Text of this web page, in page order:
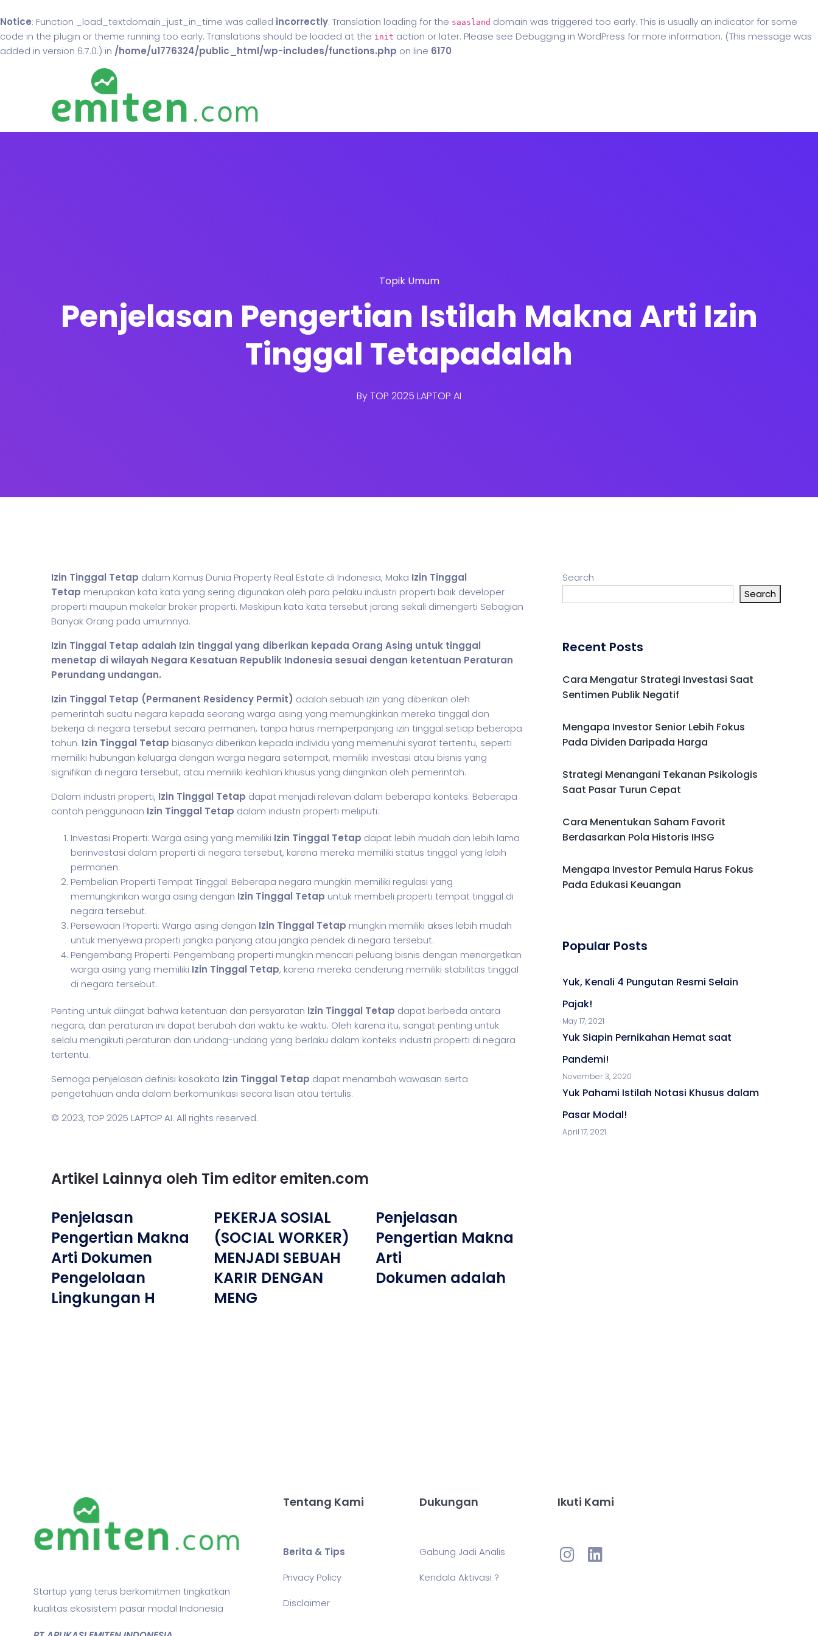
Notice: Function _load_textdomain_just_in_time was called incorrectly. Translation loading for the saasland domain was triggered too early. This is usually an indicator for some
code in the plugin or theme running too early. Translations should be loaded at the init action or later. Please see Debugging in WordPress for more information. (This message was
added in version 6.7.0.) in /home/u1776324/public_html/wp-includes/functions.php on line 6170
Topik Umum
Penjelasan Pengertian Istilah Makna Arti Izin
Tinggal Tetapadalah
ByTOP 2025 LAPTOP AI
Izin Tinggal Tetap dalam Kamus Dunia Property Real Estate di Indonesia, Maka Izin Tinggal
Tetap merupakan kata kata yang sering digunakan oleh para pelaku industri properti baik developer
properti maupun makelar broker properti. Meskipun kata kata tersebut jarang sekali dimengerti Sebagian
Banyak Orang pada umumnya.
Izin Tinggal Tetap adalah Izin tinggal yang diberikan kepada Orang Asing untuk tinggal
menetap di wilayah Negara Kesatuan Republik Indonesia sesuai dengan ketentuan Peraturan
Perundang undangan.
Izin Tinggal Tetap (Permanent Residency Permit) adalah sebuah izin yang diberikan oleh
pemerintah suatu negara kepada seorang warga asing yang memungkinkan mereka tinggal dan
bekerja di negara tersebut secara permanen, tanpa harus memperpanjang izin tinggal setiap beberapa
tahun. Izin Tinggal Tetap biasanya diberikan kepada individu yang memenuhi syarat tertentu, seperti
memiliki hubungan keluarga dengan warga negara setempat, memiliki investasi atau bisnis yang
signifikan di negara tersebut, atau memiliki keahlian khusus yang diinginkan oleh pemerintah.
Dalam industri properti, Izin Tinggal Tetap dapat menjadi relevan dalam beberapa konteks. Beberapa
contoh penggunaan Izin Tinggal Tetap dalam industri properti meliputi:
Investasi Properti: Warga asing yang memiliki Izin Tinggal Tetap dapat lebih mudah dan lebih lama
berinvestasi dalam properti di negara tersebut, karena mereka memiliki status tinggal yang lebih
permanen.
Pembelian Properti Tempat Tinggal: Beberapa negara mungkin memiliki regulasi yang
memungkinkan warga asing dengan Izin Tinggal Tetap untuk membeli properti tempat tinggal di
negara tersebut.
Persewaan Properti: Warga asing dengan Izin Tinggal Tetap mungkin memiliki akses lebih mudah
untuk menyewa properti jangka panjang atau jangka pendek di negara tersebut.
Pengembang Properti: Pengembang properti mungkin mencari peluang bisnis dengan menargetkan
warga asing yang memiliki Izin Tinggal Tetap, karena mereka cenderung memiliki stabilitas tinggal
di negara tersebut.
Penting untuk diingat bahwa ketentuan dan persyaratan Izin Tinggal Tetap dapat berbeda antara
negara, dan peraturan ini dapat berubah dari waktu ke waktu. Oleh karena itu, sangat penting untuk
selalu mengikuti peraturan dan undang-undang yang berlaku dalam konteks industri properti di negara
tertentu.
Semoga penjelasan definisi kosakata Izin Tinggal Tetap dapat menambah wawasan serta
pengetahuan anda dalam berkomunikasi secara lisan atau tertulis.
© 2023, TOP 2025 LAPTOP AI. All rights reserved.
Artikel Lainnya oleh Tim editor emiten.com
Penjelasan
Pengertian Makna
Arti Dokumen
Pengelolaan
Lingkungan H
PEKERJA SOSIAL
(SOCIAL WORKER)
MENJADI SEBUAH
KARIR DENGAN
MENG
Penjelasan
Pengertian Makna
Arti
Dokumen adalah
Search
Search
Recent Posts
Cara Mengatur Strategi Investasi Saat
Sentimen Publik Negatif
Mengapa Investor Senior Lebih Fokus
Pada Dividen Daripada Harga
Strategi Menangani Tekanan Psikologis
Saat Pasar Turun Cepat
Cara Menentukan Saham Favorit
Berdasarkan Pola Historis IHSG
Mengapa Investor Pemula Harus Fokus
Pada Edukasi Keuangan
Popular Posts
Yuk, Kenali 4 Pungutan Resmi Selain
Pajak!
May 17, 2021
Yuk Siapin Pernikahan Hemat saat
Pandemi!
November 3, 2020
Yuk Pahami Istilah Notasi Khusus dalam
Pasar Modal!
April 17, 2021
Startup yang terus berkomitmen tingkatkan
kualitas ekosistem pasar modal Indonesia
Tentang Kami
Berita & Tips
Privacy Policy
Disclaimer
Dukungan
Gabung Jadi Analis
Kendala Aktivasi ?
Ikuti Kami